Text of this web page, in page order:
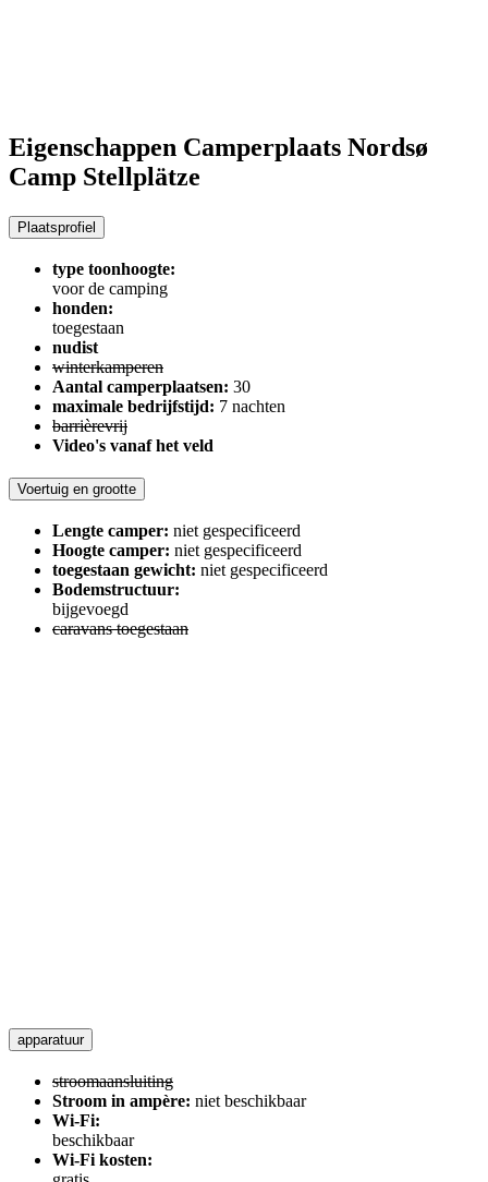
Eigenschappen Camperplaats Nordsø
Camp Stellplätze
Plaatsprofiel
type toonhoogte:
voor de camping
honden:
toegestaan
nudist
winterkamperen
Aantal camperplaatsen: 30
maximale bedrijfstijd: 7 nachten
barrièrevrij
Video's vanaf het veld
Voertuig en grootte
Lengte camper: niet gespecificeerd
Hoogte camper: niet gespecificeerd
toegestaan ​​gewicht: niet gespecificeerd
Bodemstructuur:
bijgevoegd
caravans toegestaan
apparatuur
stroomaansluiting
Stroom in ampère: niet beschikbaar
Wi-Fi:
beschikbaar
Wi-Fi kosten: